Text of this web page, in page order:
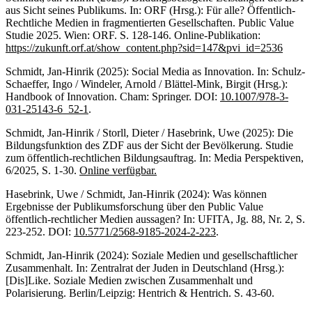
aus Sicht seines Publikums. In: ORF (Hrsg.): Für alle? Öffentlich-
Rechtliche Medien in fragmentierten Gesellschaften. Public Value
Studie 2025. Wien: ORF. S. 128-146. Online-Publikation:
https://zukunft.orf.at/show_content.php?sid=147&pvi_id=2536
Schmidt, Jan-Hinrik (2025): Social Media as Innovation. In: Schulz-
Schaeffer, Ingo / Windeler, Arnold / Blättel-Mink, Birgit (Hrsg.):
Handbook of Innovation. Cham: Springer. DOI: 10.1007/978-3-
031-25143-6_52-1 .
Schmidt, Jan-Hinrik / Storll, Dieter / Hasebrink, Uwe (2025): Die
Bildungsfunktion des ZDF aus der Sicht der Bevölkerung. Studie
zum öffentlich-rechtlichen Bildungsauftrag. In: Media Perspektiven,
6/2025, S. 1-30. Online verfügbar.
Hasebrink, Uwe / Schmidt, Jan-Hinrik (2024): Was können
Ergebnisse der Publikumsforschung über den Public Value
öffentlich-rechtlicher Medien aussagen? In: UFITA, Jg. 88, Nr. 2, S.
223-252. DOI: 10.5771/2568-9185-2024-2-223.
Schmidt, Jan-Hinrik (2024): Soziale Medien und gesellschaftlicher
Zusammenhalt. In: Zentralrat der Juden in Deutschland (Hrsg.):
[Dis]Like. Soziale Medien zwischen Zusammenhalt und
Polarisierung. Berlin/Leipzig: Hentrich & Hentrich. S. 43-60.